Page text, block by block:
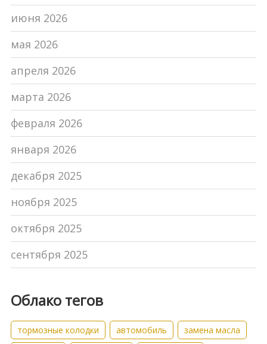
июня 2026
мая 2026
апреля 2026
марта 2026
февраля 2026
января 2026
декабря 2025
ноября 2025
октября 2025
сентября 2025
Облако тегов
тормозные колодки автомобиль
замена масла